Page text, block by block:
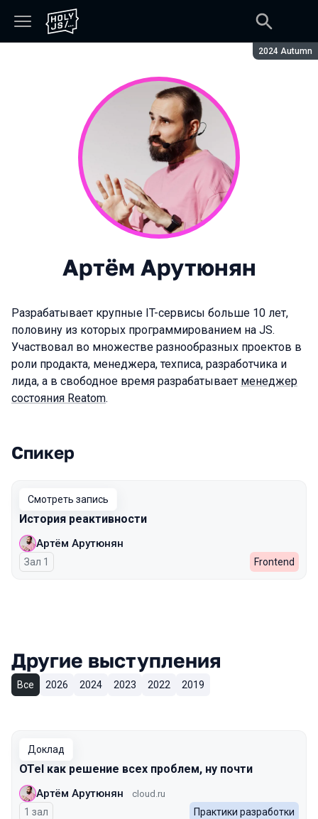
Сезон:
2024 Autumn
Артём Арутюнян
Разрабатывает крупные IT-сервисы больше 10 лет,
половину из которых программированием на JS.
Участвовал во множестве разнообразных проектов в
роли продакта, менеджера, техписа, разработчика и
лида, а в свободное время разрабатывает менеджер
состояния Reatom.
Выступления в сезоне 2024 Autumn
Спикер
Смотреть запись
История реактивности
Артём Арутюнян
Зал 1 Frontend
Другие выступления
Все 2026 2024 2023 2022 2019
Доклад
OTel как решение всех проблем, ну почти
Артём Арутюнян cloud.ru
1 зал Практики разработки